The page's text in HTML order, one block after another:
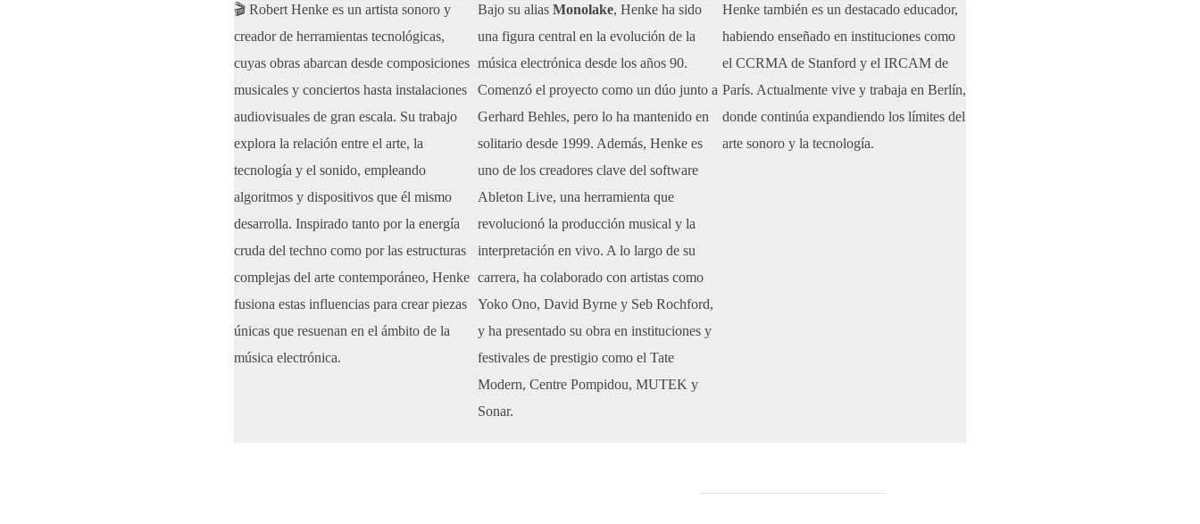
🎬 Robert Henke es un artista sonoro y
creador de herramientas tecnológicas,
cuyas obras abarcan desde composiciones
musicales y conciertos hasta instalaciones
audiovisuales de gran escala. Su trabajo
explora la relación entre el arte, la
tecnología y el sonido, empleando
algoritmos y dispositivos que él mismo
desarrolla. Inspirado tanto por la energía
cruda del techno como por las estructuras
complejas del arte contemporáneo, Henke
fusiona estas influencias para crear piezas
únicas que resuenan en el ámbito de la
música electrónica.
Bajo su aliasMonolake, Henke ha sido
una figura central en la evolución de la
música electrónica desde los años 90.
Comenzó el proyecto como un dúo junto a
Gerhard Behles, pero lo ha mantenido en
solitario desde 1999. Además, Henke es
uno de los creadores clave del software
Ableton Live, una herramienta que
revolucionó la producción musical y la
interpretación en vivo. A lo largo de su
carrera, ha colaborado con artistas como
Yoko Ono, David Byrne y Seb Rochford,
y ha presentado su obra en instituciones y
festivales de prestigio como el Tate
Modern, Centre Pompidou, MUTEK y
Sonar.
Henke también es un destacado educador,
habiendo enseñado en instituciones como
el CCRMA de Stanford y el IRCAM de
París. Actualmente vive y trabaja en Berlín,
donde continúa expandiendo los límites del
arte sonoro y la tecnología.